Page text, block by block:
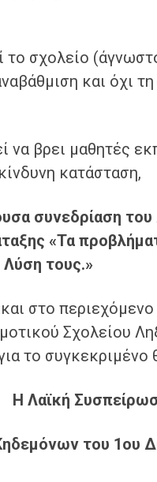
το σχολείο
και όχι
να βρει μαθητές
κατάσταση,
συνεδρίαση
«Τα
τους.»
στο
Σχολείου
το συγκεκριμένο
Λαϊκή
του 1ου